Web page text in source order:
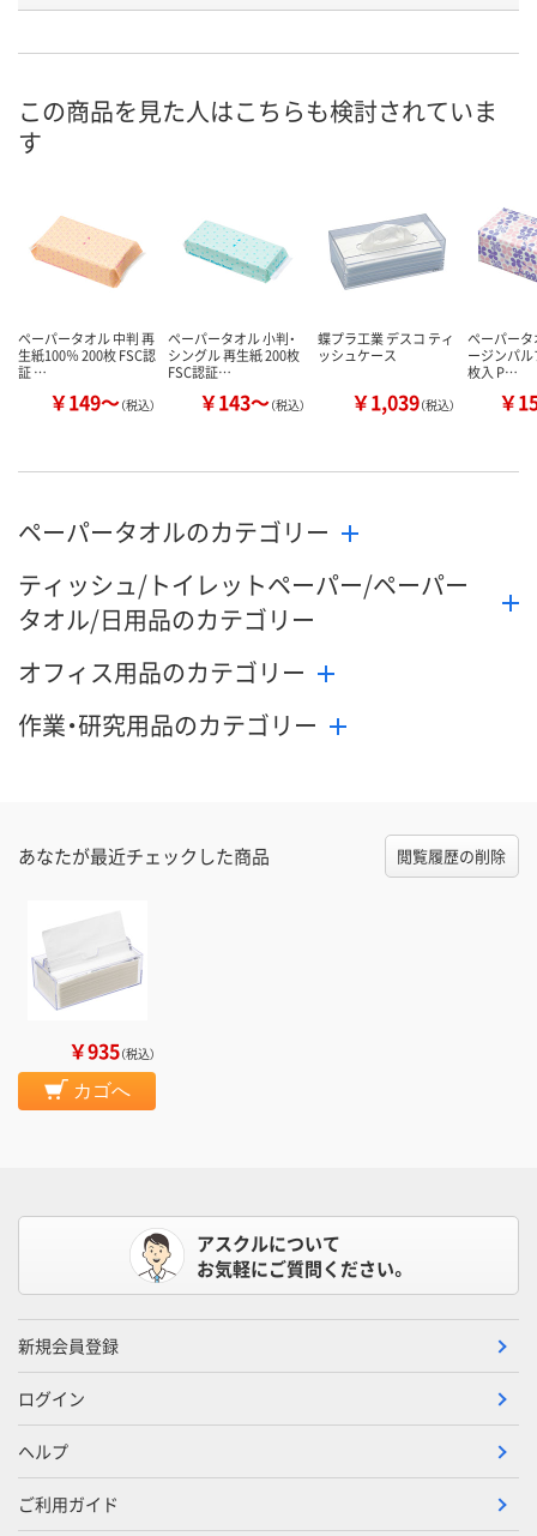
数量 数量
この商品を見た人はこちらも検討されていま
す
ペーパータオル 中判 再
生紙100％ 200枚 FSC認
証 …
￥149～（税込）
ペーパータオル 小判・
シングル 再生紙 200枚
FSC認証…
￥143～（税込）
蝶プラ工業 デスコ ティ
ッシュケース
￥1,039（税込）
ペーパータ
ージンパ
枚入 P…
￥
ペーパータオルのカテゴリー
ティッシュ/トイレットペーパー/ペーパー
タオル/日用品のカテゴリー
オフィス用品のカテゴリー
作業・研究用品のカテゴリー
あなたが最近チェックした商品 閲覧履歴の削除
￥935（税込）
カゴへ
アスクルについて
お気軽にご質問ください。
新規会員登録
ログイン
ヘルプ
ご利用ガイド